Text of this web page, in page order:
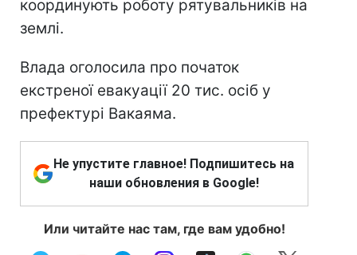
координують роботу рятувальників на
землі.
Влада оголосила про початок
екстреної евакуації 20 тис. осіб у
префектурі Вакаяма.
Не упустите главное! Подпишитесь на
наши обновления в Google!
Или читайте нас там, где вам удобно!